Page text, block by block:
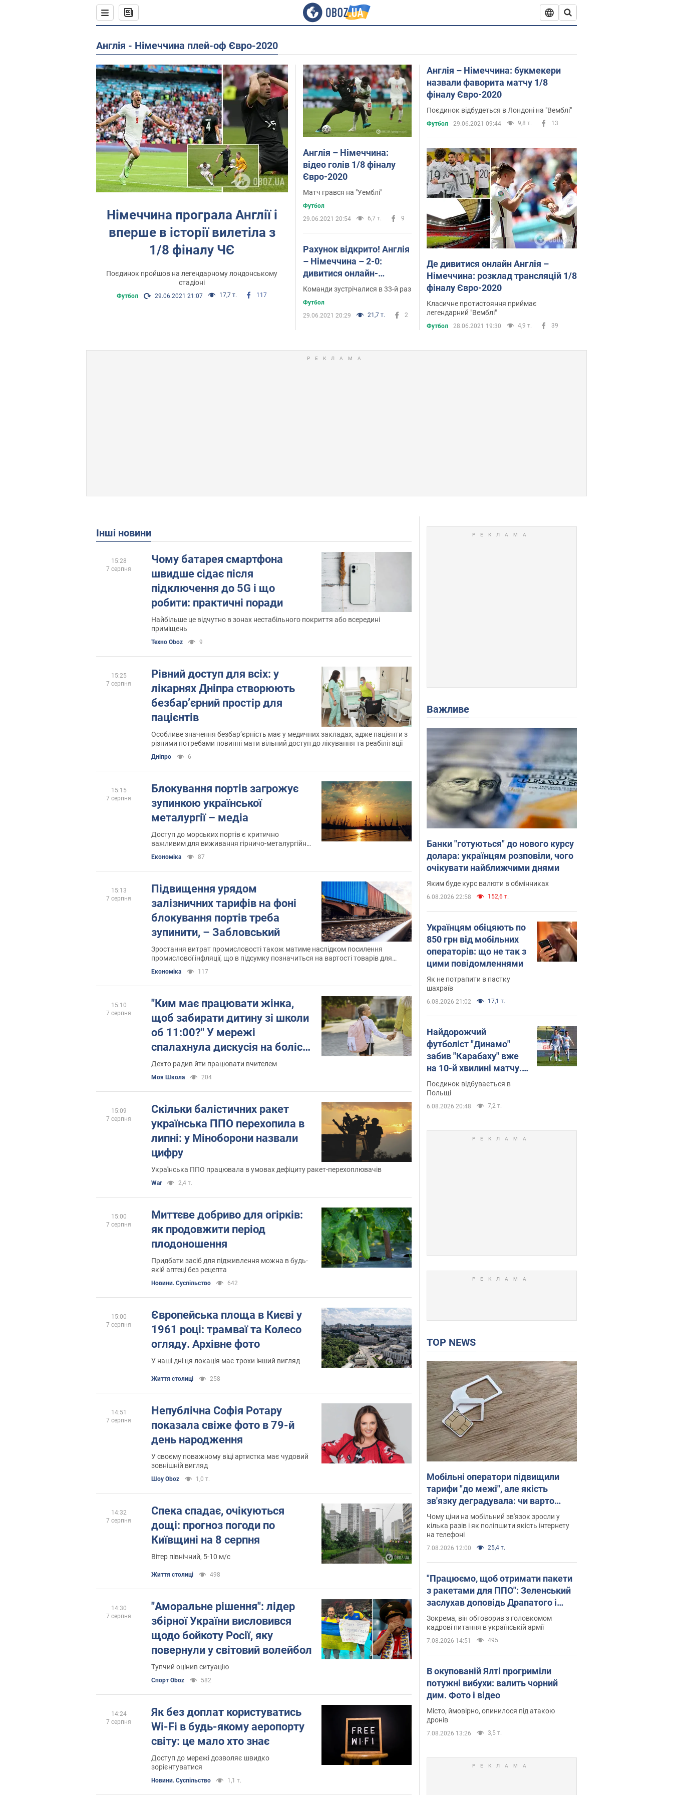
Англія - Німеччина плей-оф Євро-2020
Німеччина програла Англії і
вперше в історії вилетіла з
1/8 фіналу ЧЄ
Поєдинок пройшов на легендарному лондонському
стадіоні
Футбол 29.06.2021 21:07 17,7 т. 117
Англія – Німеччина:
відео голів 1/8 фіналу
Євро-2020
Матч грався на "Уемблі"
Футбол
29.06.2021 20:54
6,7 т. 9
Рахунок відкрито! Англія
– Німеччина – 2-0:
дивитися онлайн-
трансляцію 1/8 фіналу
Команди зустрічалися в 33-й раз
Футбол
29.06.2021 20:29
21,7 т. 2
Англія – Німеччина: букмекери
назвали фаворита матчу 1/8
фіналу Євро-2020
Поєдинок відбудеться в Лондоні на "Вемблі"
Футбол 29.06.2021 09:44 9,8 т. 13
Де дивитися онлайн Англія –
Німеччина: розклад трансляцій 1/8
фіналу Євро-2020
Класичне протистояння приймає
легендарний "Вемблі"
Футбол 28.06.2021 19:30 4,9 т. 39
Інші новини
Чому батарея смартфона
швидше сідає після
підключення до 5G і що
робити: практичні поради
Найбільше це відчутно в зонах нестабільного покриття або всередині
приміщень
Техно Oboz 9
15:28
7 серпня
Рівний доступ для всіх: у
лікарнях Дніпра створюють
безбар’єрний простір для
пацієнтів
Особливе значення безбар’єрність має у медичних закладах, адже пацієнти з
різними потребами повинні мати вільний доступ до лікування та реабілітації
Дніпро 6
15:25
7 серпня
Блокування портів загрожує
зупинкою української
металургії – медіа
Доступ до морських портів є критично
важливим для виживання гірничо-металургійної
Економіка 87
15:15
7 серпня
Підвищення урядом
залізничних тарифів на фоні
блокування портів треба
зупинити, – Забловський
Зростання витрат промисловості також матиме наслідком посилення
промислової інфляції, що в підсумку позначиться на вартості товарів для
кінцевих споживачів
Економіка 117
15:13
7 серпня
"Ким має працювати жінка,
щоб забирати дитину зі школи
об 11:00?" У мережі
спалахнула дискусія на болісну
тему
Дехто радив йти працювати вчителем
Моя Школа 204
15:10
7 серпня
Скільки балістичних ракет
українська ППО перехопила в
липні: у Міноборони назвали
цифру
Українська ППО працювала в умовах дефіциту ракет-перехоплювачів
War 2,4 т.
15:09
7 серпня
Миттєве добриво для огірків:
як продовжити період
плодоношення
Придбати засіб для підживлення можна в будь-
якій аптеці без рецепта
Новини. Суспільство 642
15:00
7 серпня
Європейська площа в Києві у
1961 році: трамваї та Колесо
огляду. Архівне фото
У наші дні ця локація має трохи інший вигляд
Життя столиці 258
15:00
7 серпня
Непублічна Софія Ротару
показала свіже фото в 79-й
день народження
У своєму поважному віці артистка має чудовий
зовнішній вигляд
Шоу Oboz 1,0 т.
14:51
7 серпня
Спека спадає, очікуються
дощі: прогноз погоди по
Київщині на 8 серпня
Вітер північний, 5-10 м/с
Життя столиці 498
14:32
7 серпня
"Аморальне рішення": лідер
збірної України висловився
щодо бойкоту Росії, яку
повернули у світовий волейбол
Тупчий оцінив ситуацію
Спорт Oboz 582
14:30
7 серпня
Як без доплат користуватись
Wi-Fi в будь-якому аеропорту
світу: це мало хто знає
Доступ до мережі дозволяє швидко
зорієнтуватися
Новини. Суспільство 1,1 т.
14:24
7 серпня
Важливе
Банки "готуються" до нового курсу
долара: українцям розповіли, чого
очікувати найближчими днями
Яким буде курс валюти в обмінниках
6.08.2026 22:58 152,6 т.
Українцям обіцяють по
850 грн від мобільних
операторів: що не так з
цими повідомленнями
Як не потрапити в пастку
шахраїв
6.08.2026 21:02 17,1 т.
Найдорожчий
футболіст "Динамо"
забив "Карабаху" вже
на 10-й хвилині матчу.
Відео
Поєдинок відбувається в
Польщі
6.08.2026 20:48 7,2 т.
TOP NEWS
Мобільні оператори підвищили
тарифи "до межі", але якість
зв'язку деградувала: чи варто
скаржитись на ціни
Чому ціни на мобільний зв'язок зросли у
кілька разів і як поліпшити якість інтернету
на телефоні
7.08.2026 12:00 25,4 т.
"Працюємо, щоб отримати пакети
з ракетами для ППО": Зеленський
заслухав доповідь Драпатого і
анонсував нові кроки
Зокрема, він обговорив з головкомом
кадрові питання в українській армії
7.08.2026 14:51 495
В окупованій Ялті прогриміли
потужні вибухи: валить чорний
дим. Фото і відео
Місто, ймовірно, опинилося під атакою
дронів
7.08.2026 13:26 3,5 т.